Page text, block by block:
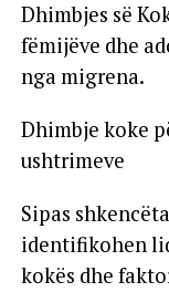
Dhimbjes së
fëmijëve dhe
nga migrena.
Dhimbje koke
ushtrimeve
Sipas
identifikohen
kokës dhe